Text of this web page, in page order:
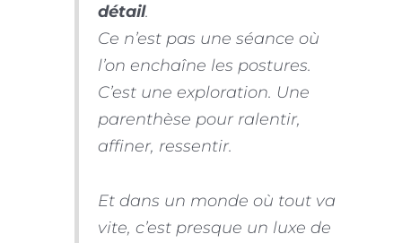
détail.
Ce n’est pas une séance où
l’on enchaîne les postures.
C’est une exploration. Une
parenthèse pour ralentir,
affiner, ressentir.
Et dans un monde où tout va
vite, c’est presque un luxe de